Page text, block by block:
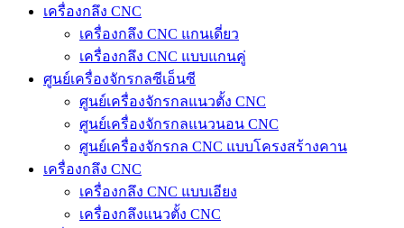
เครื่องกลึง CNC
เครื่องกลึง CNC แกนเดี่ยว
เครื่องกลึง CNC แบบแกนคู่
ศูนย์เครื่องจักรกลซีเอ็นซี
ศูนย์เครื่องจักรกลแนวตั้ง CNC
ศูนย์เครื่องจักรกลแนวนอน CNC
ศูนย์เครื่องจักรกล CNC แบบโครงสร้างคาน
เครื่องกลึง CNC
เครื่องกลึง CNC แบบเอียง
เครื่องกลึงแนวตั้ง CNC